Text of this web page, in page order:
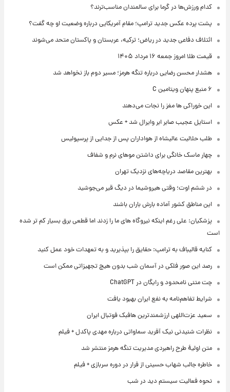
کدام ورزش‌ها در گرما برای سالمندان مناسب‌ترند؟
پشت پرده عکس جدید ترامپ؛ مقام آمریکایی درباره وضعیت او چه گفت؟
ائتلاف دفاعی جدید در ریاض؛ ترکیه، عربستان و پاکستان متحد می‌شوند
قیمت طلا امروز جمعه ۱۶ مرداد ۱۴۰۵
هشدار محسن رضایی درباره تنگه هرمز؛ مسیر دوم باز نخواهد شد
۶ منبع پنهان ویتامین C
این خوراکی ها مغز را نجات می‌دهند
استایل عجیب صابر ابر وایرال شد + عکس
طلب حلالیت عالیشاه از هواداران پس از جدایی از پرسپولیس
چهار ماسک خانگی برای داشتن موهای نرم و شفاف
بهترین مقاصد دریاچه‌های نزدیک تهران
در ششم اوت؛ وقتی هیروشیما در دیگ قیر می‌جوشید
این مناطق کشور آماده بارش باران باشند
پزشکیان: علی رغم اینکه نیروگاه های ما را زدند اما قطعی برق بسیار کم تر شده
است
کنایه قالیباف به ترامپ: حقایق را بپذیرید و به تعهدات خود عمل کنید
رصد این صور فلکی در آسمان شب بدون هیچ تجهیزاتی ممکن است
چت متنی نامحدود و رایگان در ChatGPT
شرایط تفاهم‌نامه به نفع ایران بهبود یافت
سعید عزت‌اللهی ارزشمندترین هافبک فوتبال ایران
نظرات شنیدنی نیک آفرید سماواتی درباره مهدی پاکدل + فیلم
متن اولیۀ طرح راهبردی مدیریت تنگه هرمز منتشر شد
خاطره جالب شهاب حسینی از فرار در دوره سربازی + فیلم
نحوه فعالیت سیستم دید در شب